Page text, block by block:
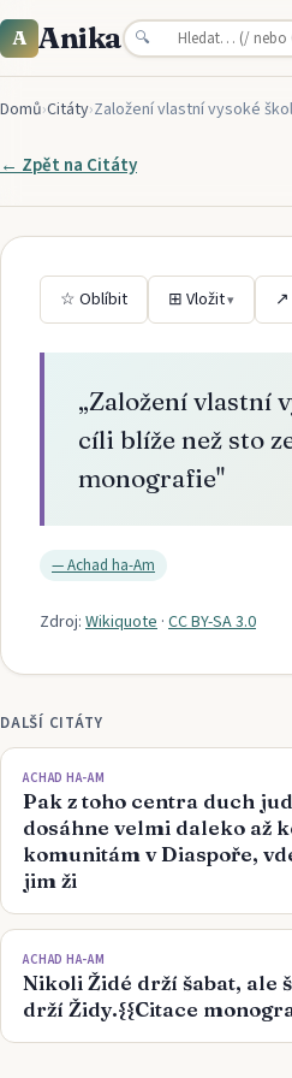
A Anika 🔍
Domů›Citáty›Založení vlastní vysoké
← Zpět na Citáty
☆ Oblíbit ⊞ Vložit▾ ↗
„Založení vlastní
cíli blíže než sto
monografie"
—Achad ha-Am
Zdroj: Wikiquote · CC BY-SA 3.0
DALŠÍ CITÁTY
ACHAD HA-AM
Pak z toho centra duch
dosáhne velmi daleko až
komunitám v Diaspoře,
jim ži
ACHAD HA-AM
Nikoli Židé drží šabat, ale
drží Židy.{{Citace